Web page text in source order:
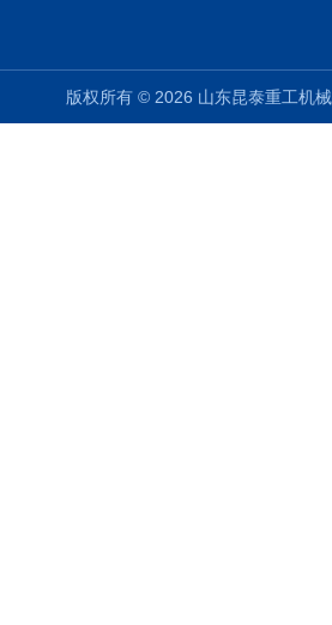
版权所有 © 2026 山东昆泰重工